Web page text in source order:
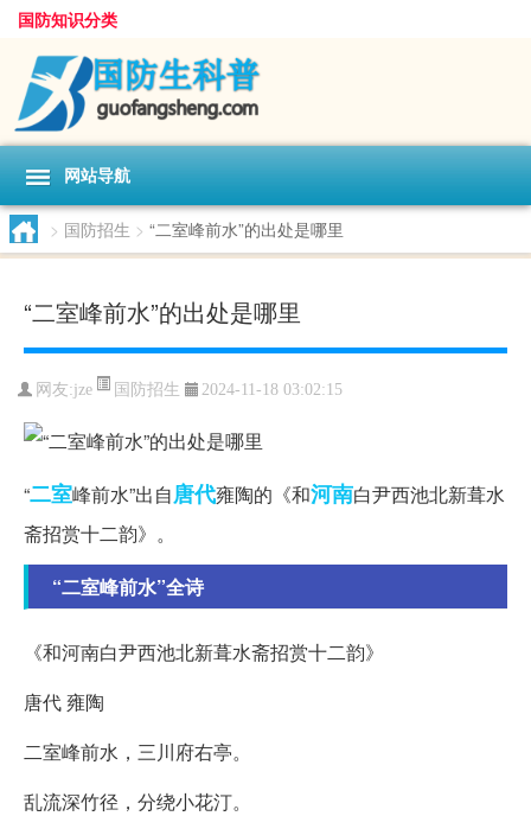
国防知识分类
网站导航
> 国防招生 > “二室峰前水”的出处是哪里
“二室峰前水”的出处是哪里
网友:jze 国防招生 2024-11-18 03:02:15
“二室峰前水”出自唐代雍陶的《和河南白尹西池北新葺水
斋招赏十二韵》。
“二室峰前水”全诗
《和河南白尹西池北新葺水斋招赏十二韵》
唐代 雍陶
二室峰前水，三川府右亭。
乱流深竹径，分绕小花汀。